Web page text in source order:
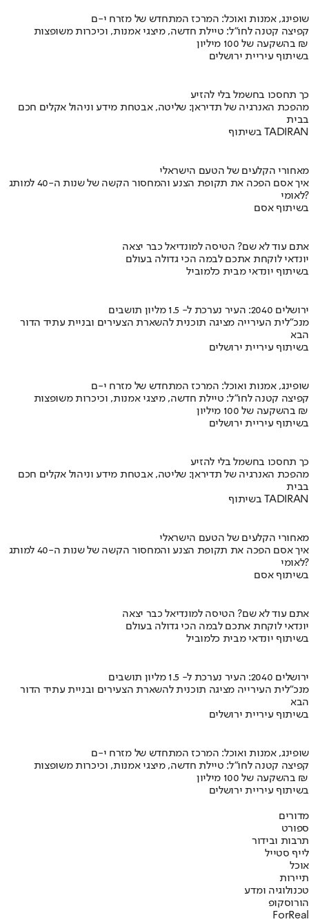
שופינג, אמנות ואוכל: המרכז המתחדש של מזרח י-ם
קפיצה קטנה לחו"ל: טיילת חדשה, מיצגי אמנות, וכיכרות משופצות
בהשקעה של 100 מיליון ₪
בשיתוף עיריית ירושלים
כך תחסכו בחשמל בלי להזיע
מהפכת האנרגיה של תדיראן: שליטה, אבטחת מידע וניהול אקלים חכם
בבית
בשיתוף TADIRAN
מאחורי הקלעים של הטעם הישראלי
איך אסם הפכה את תקופת הצנע והמחסור הקשה של שנות ה-40 למותג
לאומי?
בשיתוף אסם
אתם עוד לא שם? הטיסה למונדיאל כבר יצאה
יונדאי לוקחת אתכם לבמה הכי גדולה בעולם
בשיתוף יונדאי מבית כלמוביל
ירושלים 2040: העיר נערכת ל- 1.5 מליון תושבים
מנכ"לית העירייה מציגה תוכנית להשארת הצעירים ובניית עתיד הדור
הבא
בשיתוף עיריית ירושלים
שופינג, אמנות ואוכל: המרכז המתחדש של מזרח י-ם
קפיצה קטנה לחו"ל: טיילת חדשה, מיצגי אמנות, וכיכרות משופצות
בהשקעה של 100 מיליון ₪
בשיתוף עיריית ירושלים
כך תחסכו בחשמל בלי להזיע
מהפכת האנרגיה של תדיראן: שליטה, אבטחת מידע וניהול אקלים חכם
בבית
בשיתוף TADIRAN
מאחורי הקלעים של הטעם הישראלי
איך אסם הפכה את תקופת הצנע והמחסור הקשה של שנות ה-40 למותג
לאומי?
בשיתוף אסם
אתם עוד לא שם? הטיסה למונדיאל כבר יצאה
יונדאי לוקחת אתכם לבמה הכי גדולה בעולם
בשיתוף יונדאי מבית כלמוביל
ירושלים 2040: העיר נערכת ל- 1.5 מליון תושבים
מנכ"לית העירייה מציגה תוכנית להשארת הצעירים ובניית עתיד הדור
הבא
בשיתוף עיריית ירושלים
שופינג, אמנות ואוכל: המרכז המתחדש של מזרח י-ם
קפיצה קטנה לחו"ל: טיילת חדשה, מיצגי אמנות, וכיכרות משופצות
בהשקעה של 100 מיליון ₪
בשיתוף עיריית ירושלים
מדורים
ספורט
תרבות ובידור
לייף סטייל
אוכל
תיירות
טכנולוגיה ומדע
הורוסקופ
ForReal